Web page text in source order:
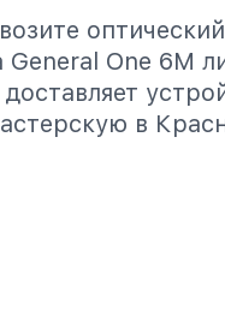
General One 6M
в